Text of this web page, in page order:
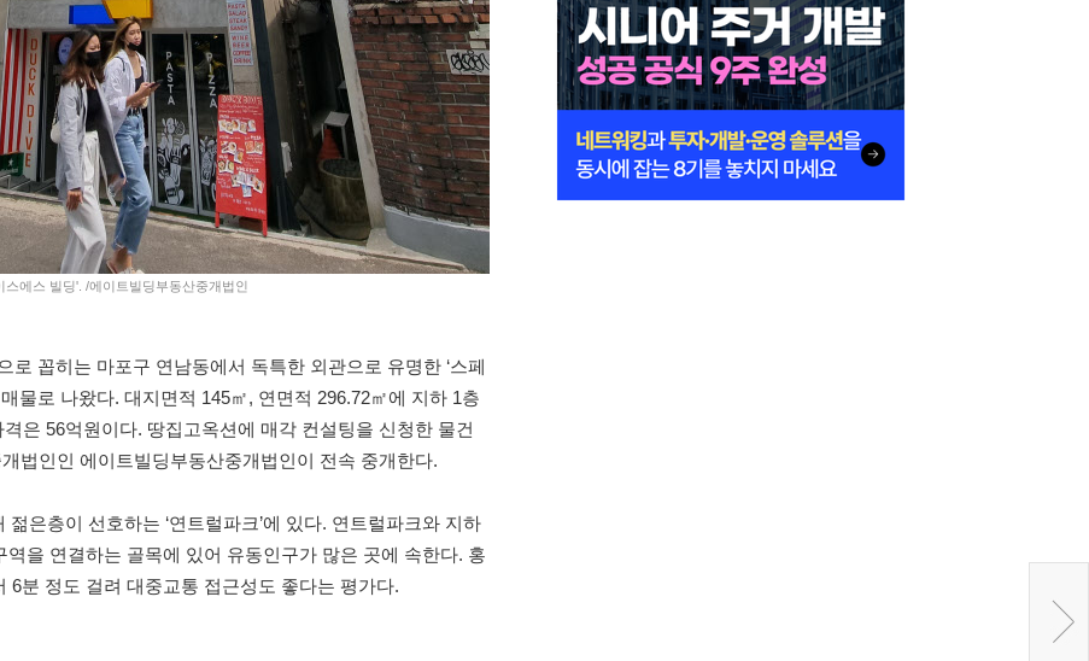
에스 빌딩'. /에이트빌딩부동산중개법인
로 꼽히는 마포구 연남동에서 독특한 외관으로 유명한 ‘스페
물로 나왔다. 대지면적 145㎡, 연면적 296.72㎡에 지하 1층
은 56억원이다. 땅집고옥션에 매각 컨설팅을 신청한 물건
법인인 에이트빌딩부동산중개법인이 전속 중개한다.
은층이 선호하는 ‘연트럴파크’에 있다. 연트럴파크와 지하
역을 연결하는 골목에 있어 유동인구가 많은 곳에 속한다. 홍
6분 정도 걸려 대중교통 접근성도 좋다는 평가다.